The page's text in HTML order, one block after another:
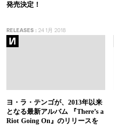
発売決定！
RELEASES : 24 1月 2018
ヨ・ラ・テンゴが、2013年以来
となる最新アルバム 『There’s a
Riot Going On』のリリースを